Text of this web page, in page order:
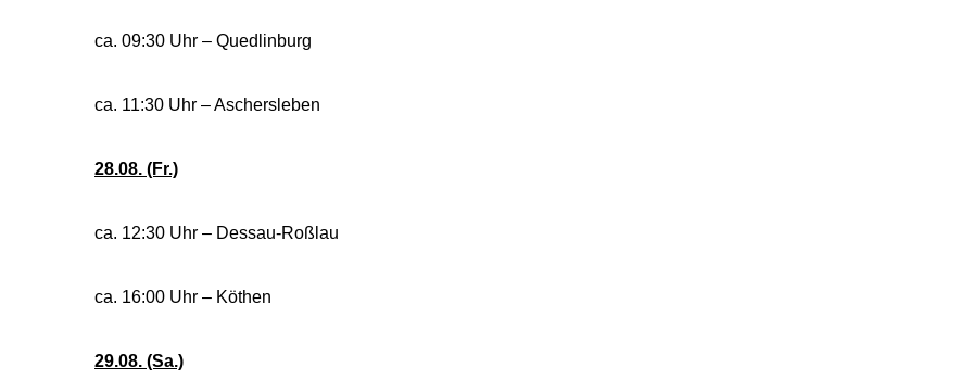
ca. 09:30 Uhr – Quedlinburg
ca. 11:30 Uhr – Aschersleben
28.08. (Fr.)
ca. 12:30 Uhr – Dessau-Roßlau
ca. 16:00 Uhr – Köthen
29.08. (Sa.)